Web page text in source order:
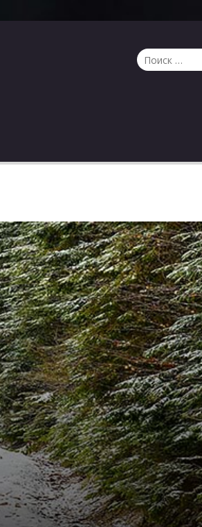
Поиск
по: